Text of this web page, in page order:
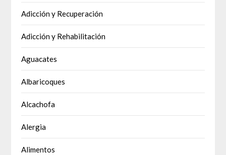
Adicción y Recuperación
Adicción y Rehabilitación
Aguacates
Albaricoques
Alcachofa
Alergia
Alimentos